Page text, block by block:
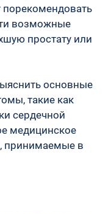
порекомендовать
возможные
простату или
основные
такие как
сердечной
медицинское
принимаемые в